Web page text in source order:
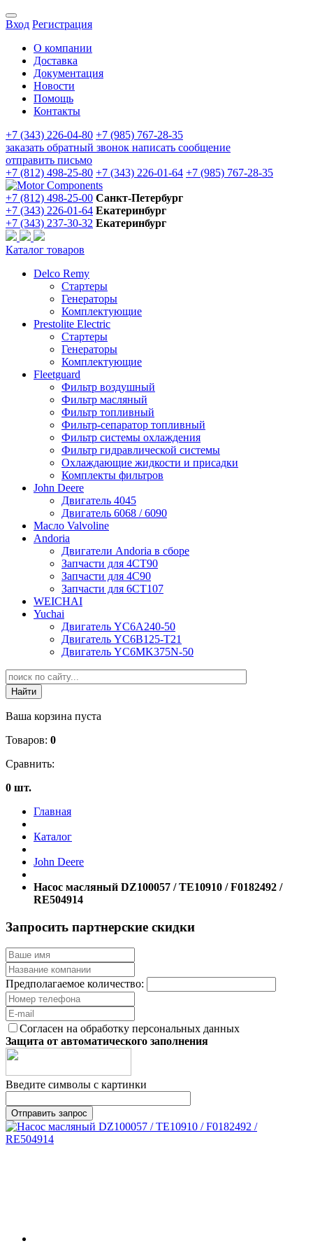
Вход Регистрация
О компании
Доставка
Документация
Новости
Помощь
Контакты
+7 (343) 226-04-80 +7 (985) 767-28-35
заказать обратный звонок написать сообщение
отправить письмо
+7 (812) 498-25-80 +7 (343) 226-01-64 +7 (985) 767-28-35
+7 (812) 498-25-00 Санкт-Петербург
+7 (343) 226-01-64 Екатеринбург
+7 (343) 237-30-32 Екатеринбург
Каталог товаров
Delco Remy
Стартеры
Генераторы
Комплектующие
Prestolite Electric
Стартеры
Генераторы
Комплектующие
Fleetguard
Фильтр воздушный
Фильтр масляный
Фильтр топливный
Фильтр-сепаратор топливный
Фильтр системы охлаждения
Фильтр гидравлической системы
Охлаждающие жидкости и присадки
Комплекты фильтров
John Deere
Двигатель 4045
Двигатель 6068 / 6090
Масло Valvoline
Andoria
Двигатели Andoria в сборе
Запчасти для 4CT90
Запчасти для 4С90
Запчасти для 6CT107
WEICHAI
Yuchai
Двигатель YC6A240-50
Двигатель YC6B125-T21
Двигатель YC6MK375N-50
Ваша корзина пуста
Товаров: 0
Сравнить:
0 шт.
Главная
Каталог
John Deere
Насос масляный DZ100057 / TE10910 / F0182492 /
RE504914
Запросить партнерские скидки
Предполагаемое количество:
Согласен на обработку персональных данных
Защита от автоматического заполнения
Введите символы с картинки